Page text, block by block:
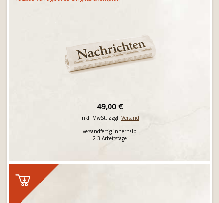
49,00 €
inkl. MwSt. zzgl. Versand
versandfertig innerhalb
2-3 Arbeitstage